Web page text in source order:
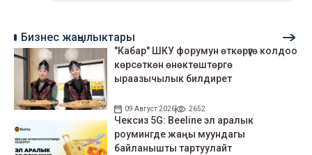
Бизнес жаңылыктары
"Кабар" ШКУ форумун өткөрүүгө колдоо
көрсөткөн өнөктөштөргө
ыраазычылык билдирет
09 Август 2026 2652
Чексиз 5G: Beeline эл аралык
роумингде жаңы муундагы
байланышты тартуулайт